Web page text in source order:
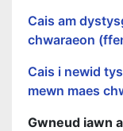
Cais am
chwaraeon
Cais i newid
mewn maes
Gwneud iawn